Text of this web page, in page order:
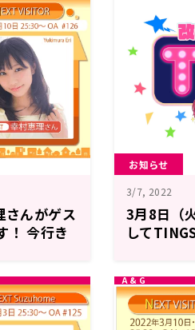
さんがゲス
！ 今行き
お知らせ
3/7, 2022
3月8日（
して